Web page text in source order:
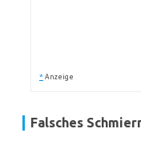
* Anzeige
Falsches